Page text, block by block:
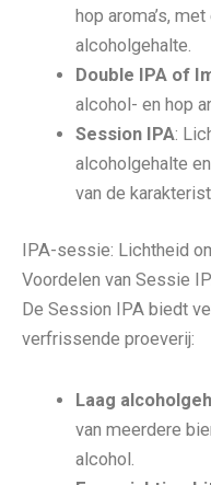
hop aroma’s,
alcoholgehalte.
Double IPA of
alcohol- en hop
Session IPA:
alcoholgehalte
van de
IPA-sessie: Lichtheid
Voordelen van Sessie
De Session IPA biedt
verfrissende proeverij:
Laag
van meerdere
alcohol.